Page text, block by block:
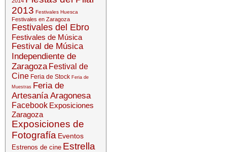
2013 Festivales Huesca
Festivales en Zaragoza
Festivales del Ebro
Festivales de Música
Festival de Música
Independiente de
Zaragoza Festival de
Cine Feria de Stock Feria de
Muestras Feria de
Artesanía Aragonesa
Facebook Exposiciones
Zaragoza
Exposiciones de
Fotografía Eventos
Estrenos de cine Estrella